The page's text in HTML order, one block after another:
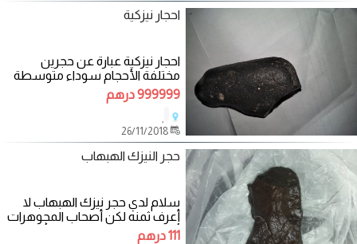
احجار نيزكية
احجار نيزكية عبارة عن حجرين
مختلفة الأحجام سوداء متوسطة
الحجم. صغيرة نسبيا ومختلفة
999999 درهم
,
حجر النيزك الهبهاب
سلام لدي حجر نيزك الهبهاب لا
أعرف ثمنه لكن أصحاب المجوهرات
111 درهم